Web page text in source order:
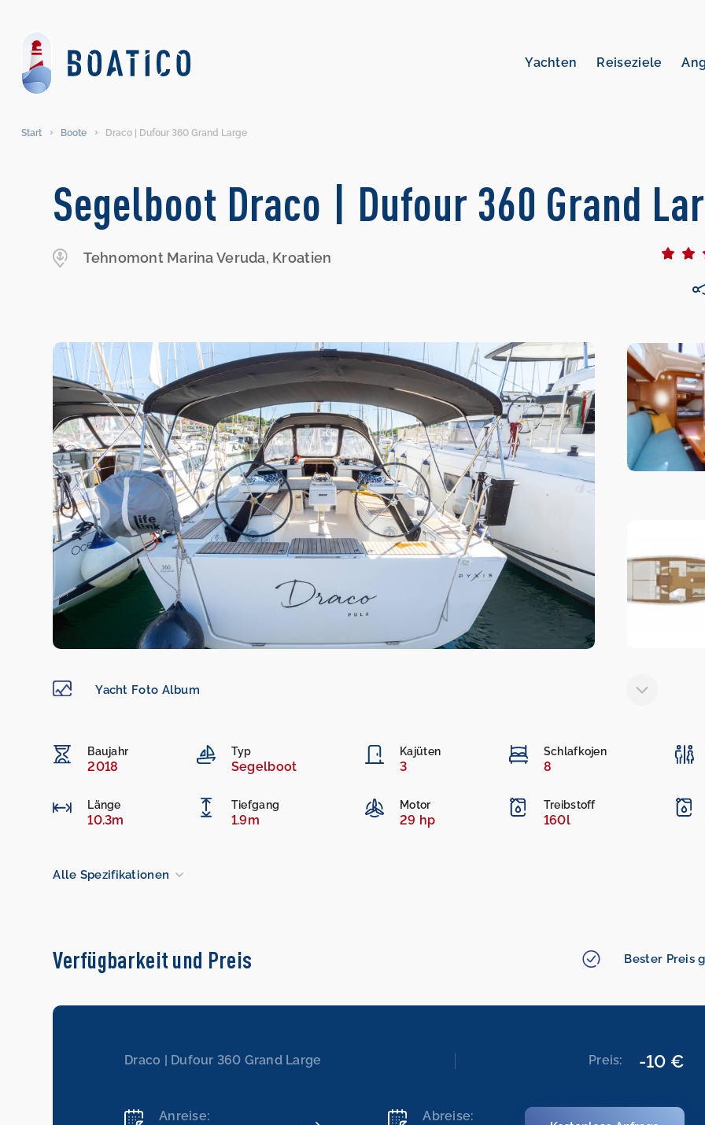
Yachten Reiseziele
Start Boote Draco | Dufour 360 Grand Large
Segelboot Draco | Dufour 360 Grand
Tehnomont Marina Veruda, Kroatien
Yacht Foto Album
Baujahr
2018
Typ
Segelboot
Kajüten
3
Schlafkojen
8
Länge
10.3m
Tiefgang
1.9m
Motor
29 hp
Treibstoff
160l
Alle Spezifikationen
Verfügbarkeit und Preis Bester Preis
Draco | Dufour 360 Grand Large Preis: -10 €
Anreise:
Abreise: